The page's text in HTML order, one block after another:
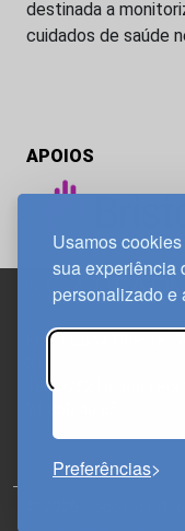
Usamos
sua experiência
personalizado e
Preferências
destinada a
cuidados de saúde
APOIOS
Edif. Lisboa Oriente |
1800-282 Lisboa |